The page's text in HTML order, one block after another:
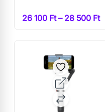
26 100 Ft – 28 500 Ft